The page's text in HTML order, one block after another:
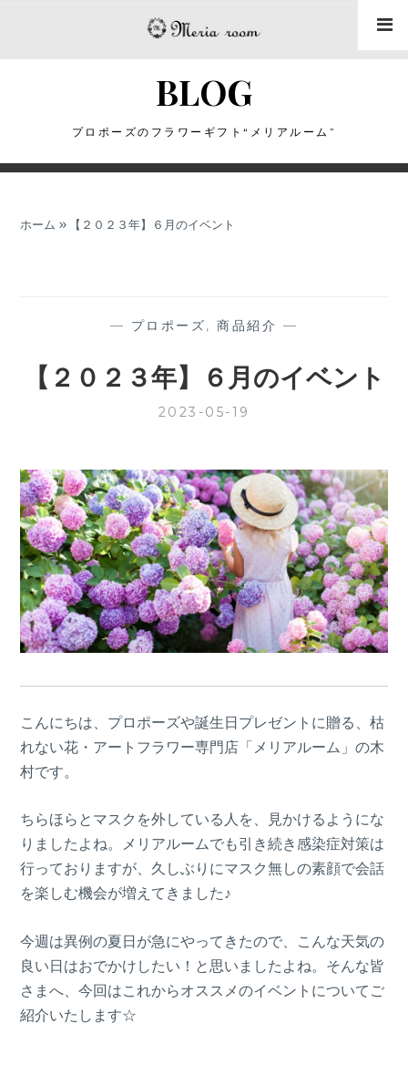
ス
BLOG
プロポーズのフラワーギフト“メリアルーム”
ホーム » 【２０２３年】６月のイベント
— プロポーズ,商品紹介 —
【２０２３年】６月のイベント
2023-05-19
こんにちは、プロポーズや誕生日プレゼントに贈る、枯
れない花・アートフラワー専門店「メリアルーム」の木
村です。
ちらほらとマスクを外している人を、見かけるようにな
りましたよね。メリアルームでも引き続き感染症対策は
行っておりますが、久しぶりにマスク無しの素顔で会話
を楽しむ機会が増えてきました♪
今週は異例の夏日が急にやってきたので、こんな天気の
良い日はおでかけしたい！と思いましたよね。そんな皆
さまへ、今回はこれからオススメのイベントについてご
紹介いたします☆